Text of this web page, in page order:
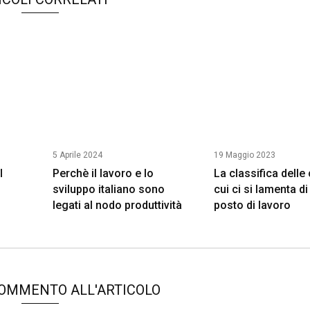
5 Aprile 2024
Perchè il lavoro e lo
sviluppo italiano sono
legati al nodo produttività
19 Maggio 2023
La classifica delle
cui ci si lamenta di
posto di lavoro
ALL'ARTICOLO